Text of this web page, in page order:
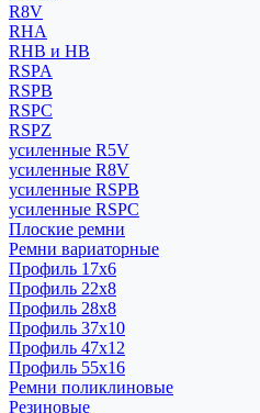
R8V
RHA
RHB и HB
RSPA
RSPB
RSPC
RSPZ
усиленные R5V
усиленные R8V
усиленные RSPB
усиленные RSPC
Плоские ремни
Ремни вариаторные
Профиль 17x6
Профиль 22x8
Профиль 28x8
Профиль 37x10
Профиль 47x12
Профиль 55x16
Ремни поликлиновые
Резиновые